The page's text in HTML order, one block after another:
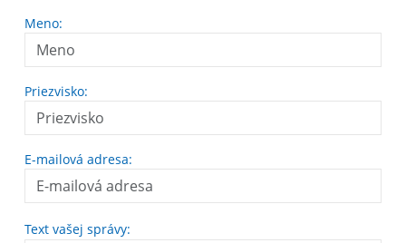
Meno:
Priezvisko:
E-mailová adresa:
Text vašej správy: